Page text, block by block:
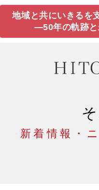
地域と共にいきるを
―50年の軌跡
新着情報・